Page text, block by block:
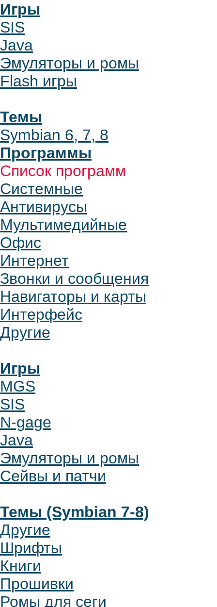
Игры
SIS
Java
Эмуляторы и ромы
Flash игры
Темы
Symbian 6, 7, 8
Программы
Список программ
Системные
Антивирусы
Мультимедийные
Офис
Интернет
Звонки и сообщения
Навигаторы и карты
Интерфейс
Другие
Игры
MGS
SIS
N-gage
Java
Эмуляторы и ромы
Сейвы и патчи
Темы (Symbian 7-8)
Другие
Шрифты
Книги
Прошивки
Ромы для сеги